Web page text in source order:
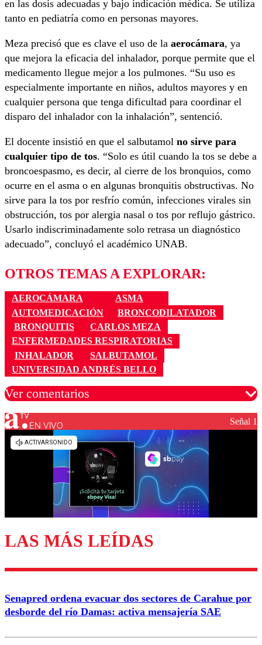
en las dosis adecuadas y bajo indicación médica. Se utiliza
tanto en pediatría como en personas mayores.
Meza precisó que es clave el uso de la aerocámara, ya
que mejora la eficacia del inhalador, porque permite que el
medicamento llegue mejor a los pulmones. “Su uso es
especialmente importante en niños, adultos mayores y en
cualquier persona que tenga dificultad para coordinar el
disparo del inhalador con la inhalación”, sentenció.
El docente insistió en que el salbutamol no sirve para
cualquier tipo de tos. “Solo es útil cuando la tos se debe a
broncoespasmo, es decir, al cierre de los bronquios, como
ocurre en el asma o en algunas bronquitis obstructivas. No
sirve para la tos por resfrío común, infecciones virales sin
obstrucción, tos por alergia nasal o tos por reflujo gástrico.
Usarlo indiscriminadamente solo retrasa un diagnóstico
adecuado”, concluyó el académico UNAB.
OTROS TEMAS A EXPLORAR:
AEROCÁMARA
ASMA
AUTOMEDICACIÓN
BRONCODILATADOR
BRONQUITIS
CARLOS MEZA
ENFERMEDADES RESPIRATORIAS
INHALADOR
SALBUTAMOL
UNIVERSIDAD ANDRÉS BELLO
Ver comentarios
Los comentarios son moderados para garantizar un
diálogo respetuoso.
Enviar comentario
EN VIVO Señal 1
LAS MÁS LEÍDAS
Senapred ordena evacuar dos sectores de Carahue por
desborde del río Damas: activa mensajería SAE